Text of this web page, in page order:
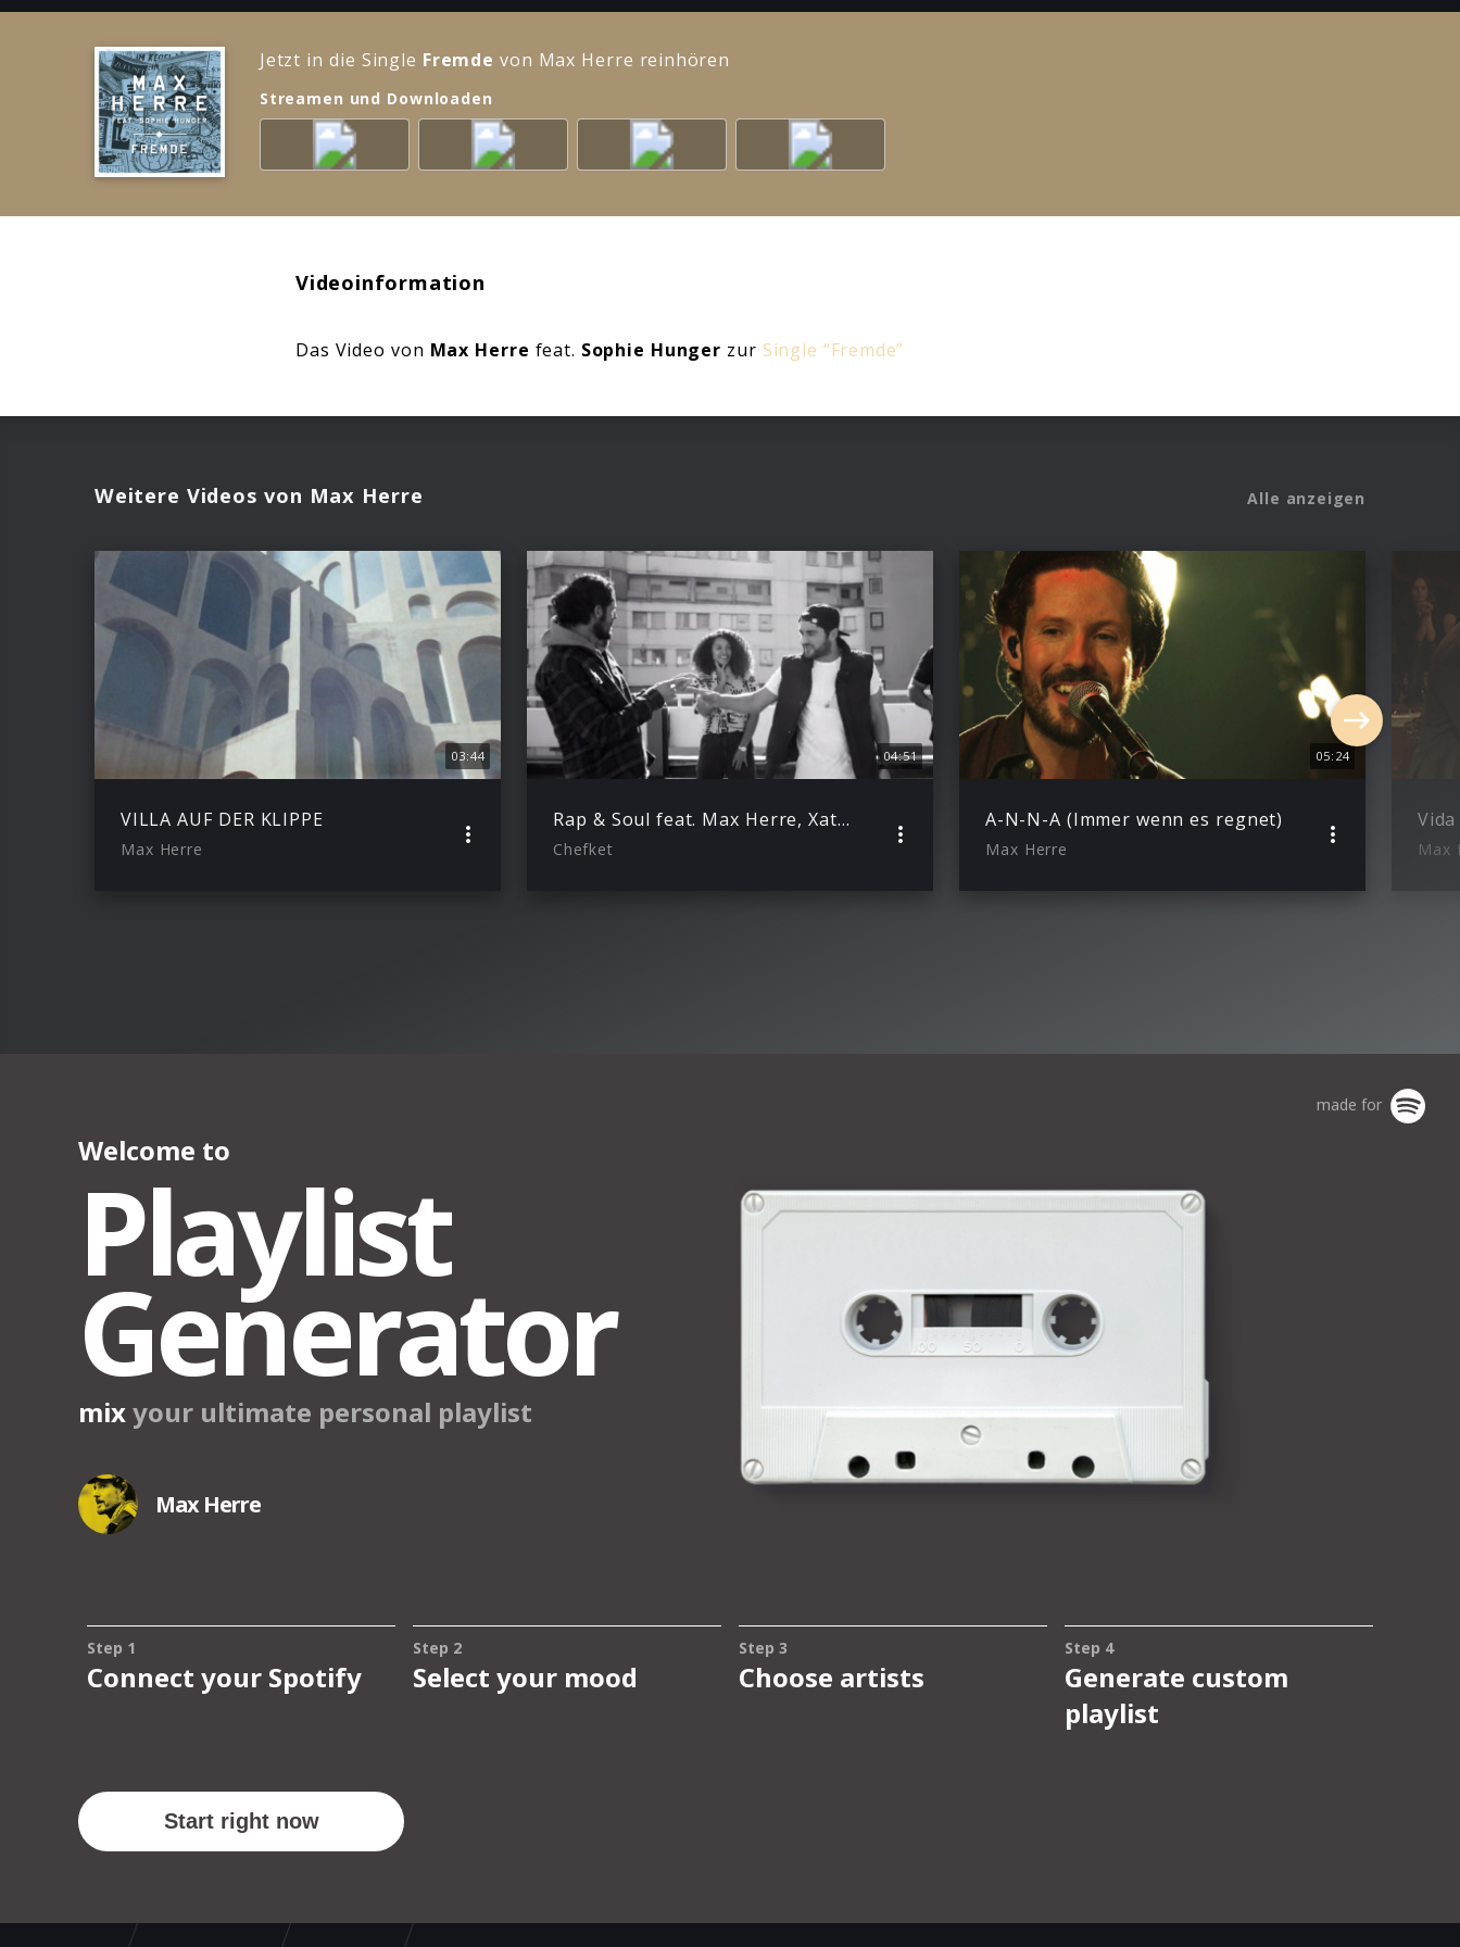
Jetzt in die Single Fremde von Max Herre reinhören
Streamen und Downloaden
Videoinformation
Das Video von Max Herre feat. Sophie Hunger zur Single “Fremde”
Weitere Videos von Max Herre Alle anzeigen
03:44
VILLA AUF DER KLIPPE
Max Herre
04:51
Rap & Soul feat. Max Herre, Xatar & Joy Denalane
Chefket
05:24
A-N-N-A (Immer wenn es regnet)
Max Herre
Vida
Max